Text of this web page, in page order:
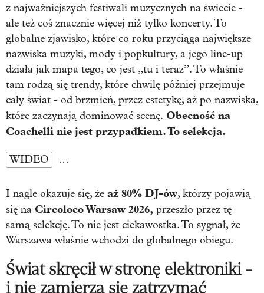
z najważniejszych festiwali muzycznych na świecie -
ale też coś znacznie więcej niż tylko koncerty. To
globalne zjawisko, które co roku przyciąga największe
nazwiska muzyki, mody i popkultury, a jego line-up
działa jak mapa tego, co jest „tu i teraz”. To właśnie
tam rodzą się trendy, które chwilę później przejmuje
cały świat - od brzmień, przez estetykę, aż po nazwiska,
które zaczynają dominować scenę. Obecność na
Coachelli nie jest przypadkiem. To selekcja.
WIDEO …
I nagle okazuje się, że aż 80% DJ-ów, którzy pojawią
się na Circoloco Warsaw 2026, przeszło przez tę
samą selekcję. To nie jest ciekawostka. To sygnał, że
Warszawa właśnie wchodzi do globalnego obiegu.
Świat skręcił w stronę elektroniki -
i nie zamierza się zatrzymać